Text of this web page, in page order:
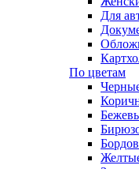
Для
По цветам